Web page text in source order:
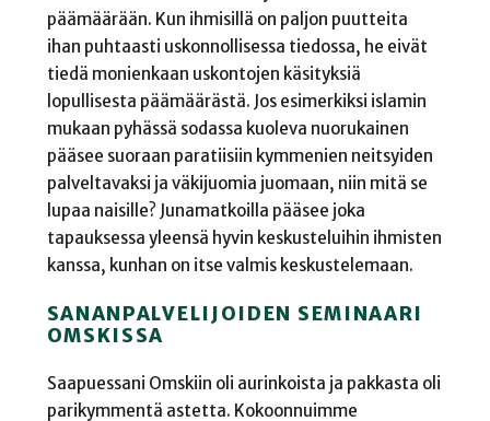
päämäärään. Kun ihmisillä on paljon puutteita
ihan puhtaasti uskonnollisessa tiedossa, he eivät
tiedä monienkaan uskontojen käsityksiä
lopullisesta päämäärästä. Jos esimerkiksi islamin
mukaan pyhässä sodassa kuoleva nuorukainen
pääsee suoraan paratiisiin kymmenien neitsyiden
palveltavaksi ja väkijuomia juomaan, niin mitä se
lupaa naisille? Junamatkoilla pääsee joka
tapauksessa yleensä hyvin keskusteluihin ihmisten
kanssa, kunhan on itse valmis keskustelemaan.
SANANPALVELIJOIDEN SEMINAARI
OMSKISSA
Saapuessani Omskiin oli aurinkoista ja pakkasta oli
parikymmentä astetta. Kokoonnuimme